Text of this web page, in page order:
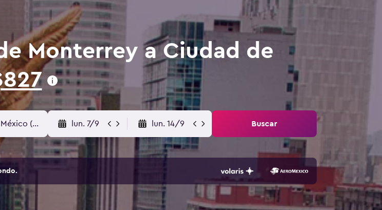
Monterrey a Ciudad de
lun. 7/9 lun. 14/9 Buscar